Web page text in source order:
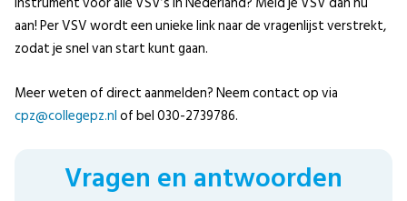
aan! Per VSV wordt een unieke link naar de vragenlijst verstrekt,
zodat je snel van start kunt gaan.
Meer weten of direct aanmelden? Neem contact op via
cpz@collegepz.nlof bel 030-2739786.
Vragen en antwoorden